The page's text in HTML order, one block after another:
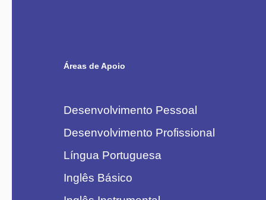
Áreas de Apoio
Desenvolvimento Pessoal
Desenvolvimento Profissional
Língua Portuguesa
Inglês Básico